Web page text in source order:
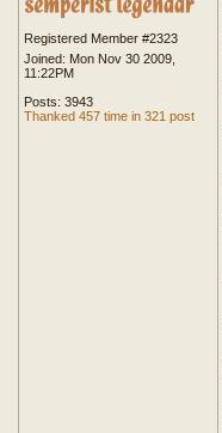
Registered Member #2323
Joined: Mon Nov 30 2009,
11:22PM
Posts: 3943
Thanked 457 time in 321 post